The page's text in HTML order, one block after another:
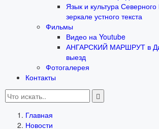
Язык и культура
зеркале устного текста
Фильмы
Видео на Youtube
АНГАРСКИЙ МАРШРУТ в
выезд
Фотогалерея
Контакты
Главная
Новости